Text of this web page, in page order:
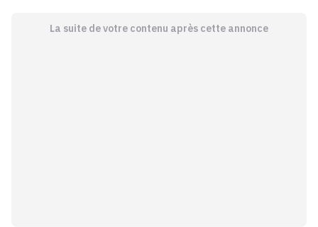
La suite de votre contenu après cette annonce